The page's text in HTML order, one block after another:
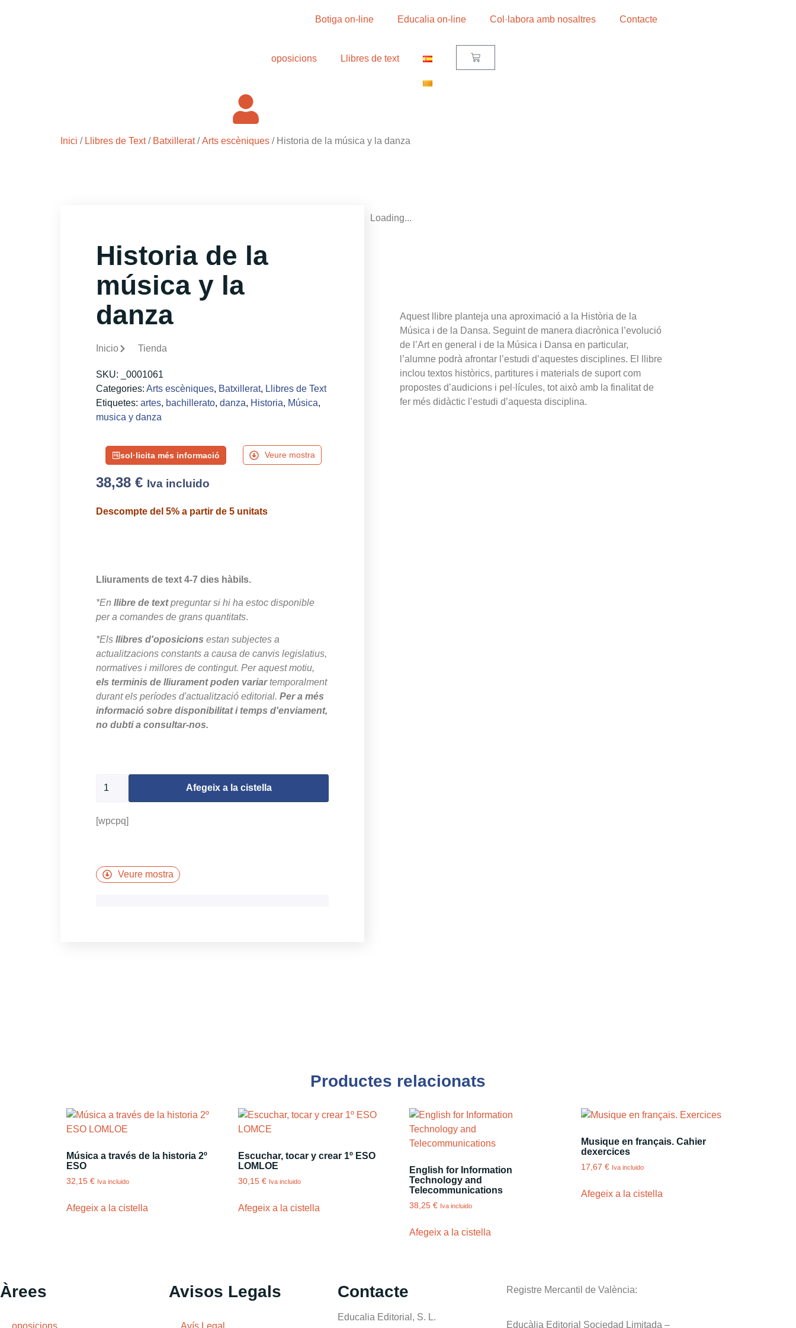
Botiga on-line Educalia on-line Col·labora amb nosaltres Contacte
oposicions Llibres de text
Inici / Llibres de Text/ Batxillerat/Arts escèniques / Historia de la música y la danza
Historia de la
música y la
danza
Inicio Tienda
SKU:
_0001061
Categories: Arts escèniques, Batxillerat, Llibres de Text
Etiquetes: artes, bachillerato, danza, Historia, Música,
musica y danza
sol·licita més informació Veure mostra
38,38 € Iva incluido
Descompte del 5% a partir de 5 unitats
Lliuraments de text 4-7 dies hàbils.
*En llibre de textpreguntar si hi ha estoc disponible
per a comandes de grans quantitats.
*Els llibres d'oposicions estan subjectes a
actualitzacions constants a causa de canvis legislatius,
normatives i millores de contingut. Per aquest motiu,
els terminis de lliurament poden variartemporalment
durant els períodes d'actualització editorial. Per a més
informació sobre disponibilitat i temps d'enviament,
no dubti a consultar-nos.
Afegeix a la cistella
[wpcpq]
Veure mostra
Loading...
Aquest llibre planteja una aproximació a la Història de la
Música i de la Dansa. Seguint de manera diacrònica l’evolució
de l’Art en general i de la Música i Dansa en particular,
l’alumne podrà afrontar l’estudi d’aquestes disciplines. El llibre
inclou textos històrics, partitures i materials de suport com
propostes d’audicions i pel·lícules, tot això amb la finalitat de
fer més didàctic l’estudi d’aquesta disciplina.
Productes relacionats
Música a través de la historia 2º
ESO
32,15 € Iva incluido
Afegeix a la cistella
Escuchar, tocar y crear 1º ESO
LOMLOE
30,15 € Iva incluido
Afegeix a la cistella
English for Information
Technology and
Telecommunications
38,25 € Iva incluido
Afegeix a la cistella
Musique en français. Cahier
dexercices
17,67 € Iva incluido
Afegeix a la cistella
Àrees Avisos Legals Contacte
Educalia Editorial, S. L.
Registre Mercantil de València:
Educàlia Editorial Sociedad Limitada –